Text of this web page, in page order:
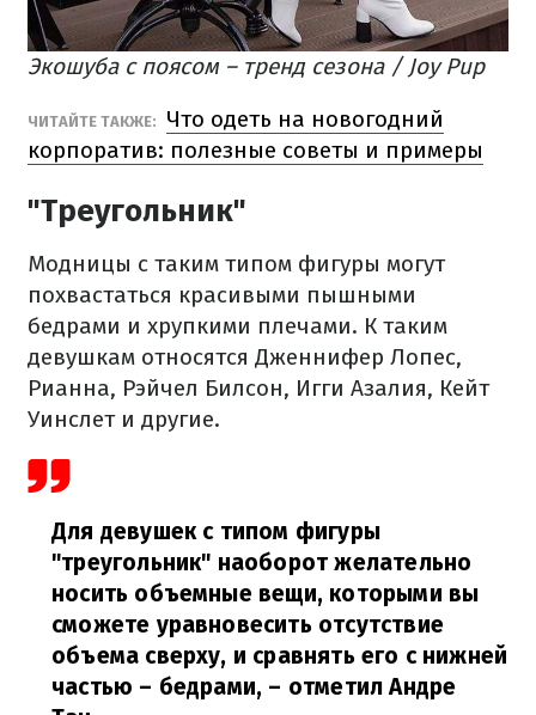
Экошуба с поясом – тренд сезона / Joy Pup
ЧИТАЙТЕ ТАКЖЕ:
Что одеть на новогодний
корпоратив: полезные советы и примеры
"Треугольник"
Модницы с таким типом фигуры могут
похвастаться красивыми пышными
бедрами и хрупкими плечами. К таким
девушкам относятся Дженнифер Лопес,
Рианна, Рэйчел Билсон, Игги Азалия, Кейт
Уинслет и другие.
Для девушек с типом фигуры
"треугольник" наоборот желательно
носить объемные вещи, которыми вы
сможете уравновесить отсутствие
объема сверху, и сравнять его с нижней
частью – бедрами, – отметил Андре